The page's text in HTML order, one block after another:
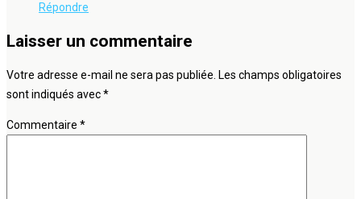
Répondre
Laisser un commentaire
Votre adresse e-mail ne sera pas publiée. Les champs obligatoires
sont indiqués avec*
Commentaire *